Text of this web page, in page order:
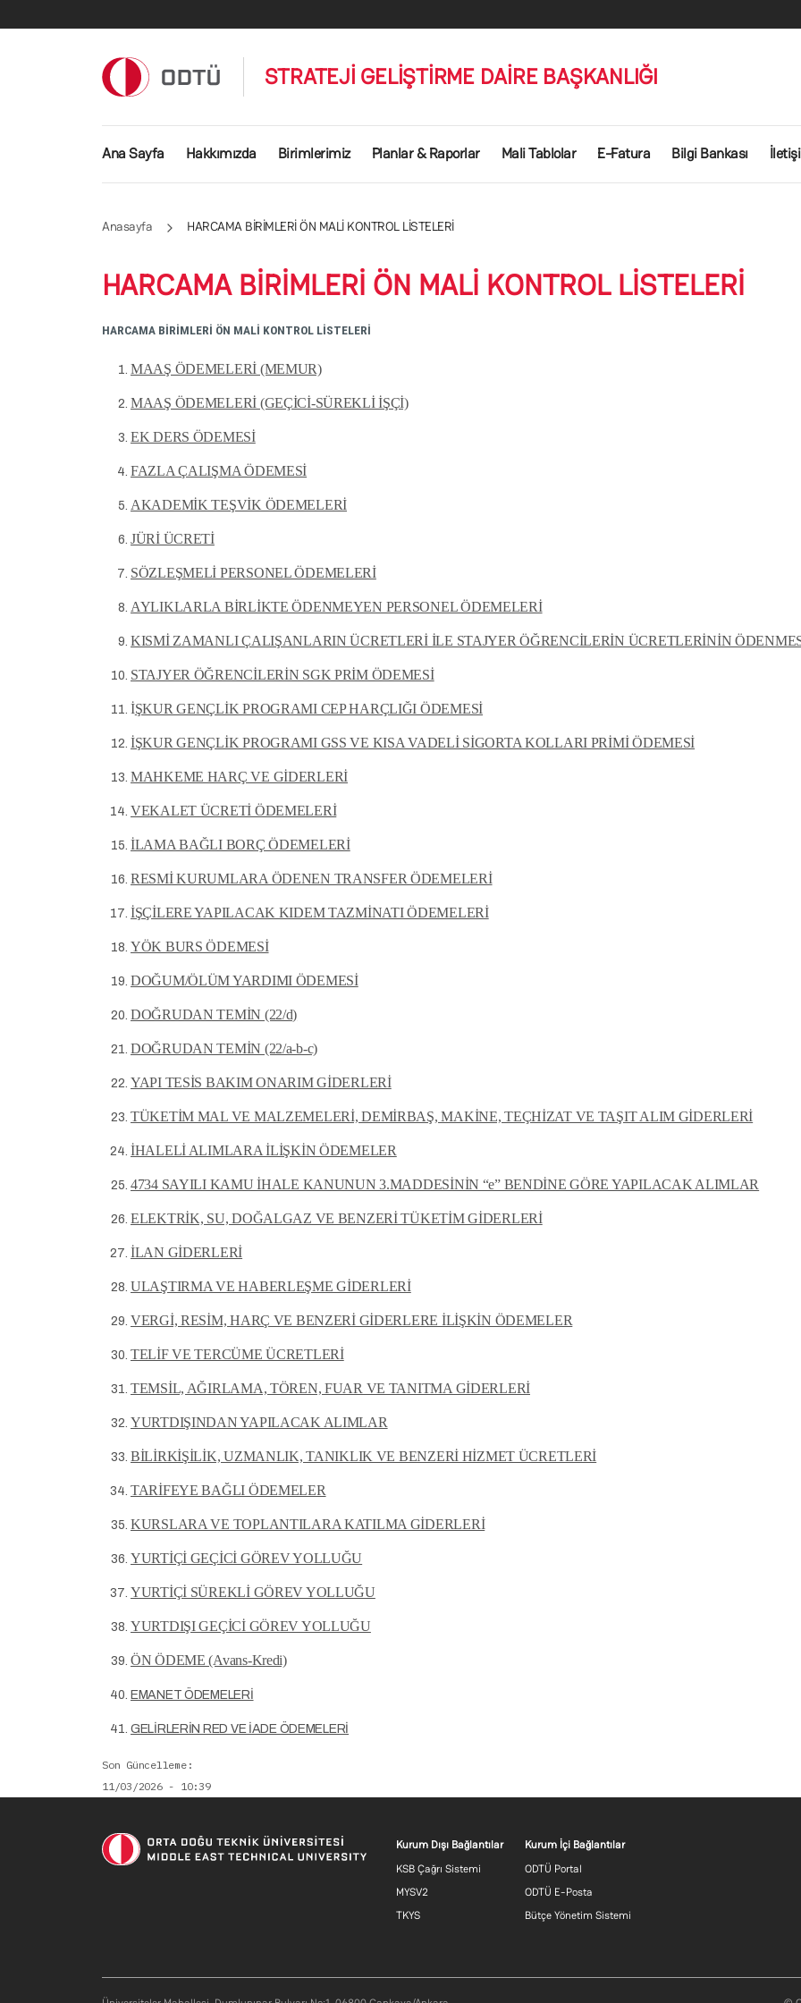
STRATEJİ GELİŞTİRME DAİRE BAŞKANLIĞI
Ana gezinti menüsü
Ana Sayfa Hakkımızda Birimlerimiz Planlar & Raporlar Mali Tablolar E-Fatura Bilgi Bankası
Anasayfa HARCAMA BİRİMLERİ ÖN MALİ KONTROL LİSTELERİ
HARCAMA BİRİMLERİ ÖN MALİ KONTROL LİSTELERİ
HARCAMA BİRİMLERİ ÖN MALİ KONTROL LİSTELERİ
MAAŞ ÖDEMELERİ (MEMUR)
MAAŞ ÖDEMELERİ (GEÇİCİ-SÜREKLİ İŞÇİ)
EK DERS ÖDEMESİ
FAZLA ÇALIŞMA ÖDEMESİ
AKADEMİK TEŞVİK ÖDEMELERİ
JÜRİ ÜCRETİ
SÖZLEŞMELİ PERSONEL ÖDEMELERİ
AYLIKLARLA BİRLİKTE ÖDENMEYEN PERSONEL ÖDEMELERİ
KISMİ ZAMANLI ÇALIŞANLARIN ÜCRETLERİ İLE STAJYER ÖĞRENCİLERİN ÜCRETLERİNİN
STAJYER ÖĞRENCİLERİN SGK PRİM ÖDEMESİ
İŞKUR GENÇLİK PROGRAMI CEP HARÇLIĞI ÖDEMESİ
İŞKUR GENÇLİK PROGRAMI GSS VE KISA VADELİ SİGORTA KOLLARI PRİMİ ÖDEMESİ
MAHKEME HARÇ VE GİDERLERİ
VEKALET ÜCRETİ ÖDEMELERİ
İLAMA BAĞLI BORÇ ÖDEMELERİ
RESMİ KURUMLARA ÖDENEN TRANSFER ÖDEMELERİ
İŞÇİLERE YAPILACAK KIDEM TAZMİNATI ÖDEMELERİ
YÖK BURS ÖDEMESİ
DOĞUM/ÖLÜM YARDIMI ÖDEMESİ
DOĞRUDAN TEMİN (22/d)
DOĞRUDAN TEMİN (22/a-b-c)
YAPI TESİS BAKIM ONARIM GİDERLERİ
TÜKETİM MAL VE MALZEMELERİ, DEMİRBAŞ, MAKİNE, TEÇHİZAT VE TAŞIT ALIM GİDERLERİ
İHALELİ ALIMLARA İLİŞKİN ÖDEMELER
4734 SAYILI KAMU İHALE KANUNUN 3.MADDESİNİN “e” BENDİNE GÖRE YAPILACAK ALIMLAR
ELEKTRİK, SU, DOĞALGAZ VE BENZERİ TÜKETİM GİDERLERİ
İLAN GİDERLERİ
ULAŞTIRMA VE HABERLEŞME GİDERLERİ
VERGİ, RESİM, HARÇ VE BENZERİ GİDERLERE İLİŞKİN ÖDEMELER
TELİF VE TERCÜME ÜCRETLERİ
TEMSİL, AĞIRLAMA, TÖREN, FUAR VE TANITMA GİDERLERİ
YURTDIŞINDAN YAPILACAK ALIMLAR
BİLİRKİŞİLİK, UZMANLIK, TANIKLIK VE BENZERİ HİZMET ÜCRETLERİ
TARİFEYE BAĞLI ÖDEMELER
KURSLARA VE TOPLANTILARA KATILMA GİDERLERİ
YURTİÇİ GEÇİCİ GÖREV YOLLUĞU
YURTİÇİ SÜREKLİ GÖREV YOLLUĞU
YURTDIŞI GEÇİCİ GÖREV YOLLUĞU
ÖN ÖDEME (Avans-Kredi)
EMANET ÖDEMELERİ
GELİRLERİN RED VE İADE ÖDEMELERİ
Son Güncelleme
11/03/2026 - 10:39
Footer menu 2 TR
Kurum Dışı Bağlantılar
KSB Çağrı Sistemi
MYSV2
TKYS
Footer menu 3 TR
Kurum İçi Bağlantılar
ODTÜ Portal
ODTÜ E-Posta
Bütçe Yönetim Sistemi